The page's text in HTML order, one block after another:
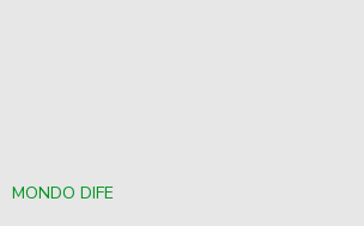
MONDO DIFE